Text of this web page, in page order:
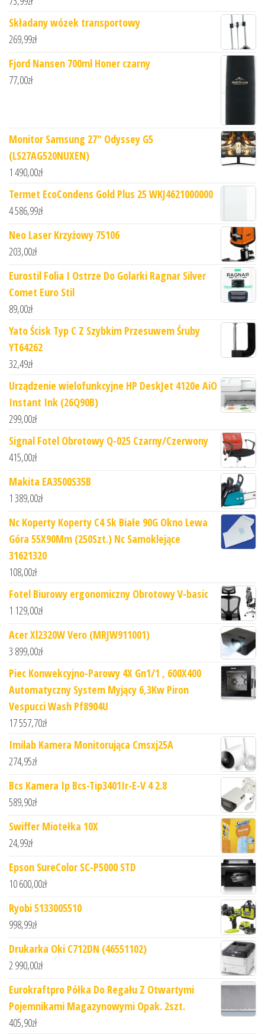
Składany wózek transportowy
269,99zł
Fjord Nansen 700ml Honer czarny
77,00zł
Monitor Samsung 27" Odyssey G5
(LS27AG520NUXEN)
1 490,00zł
Termet EcoCondens Gold Plus 25 WKJ4621000000
4 586,99zł
Neo Laser Krzyżowy 75106
203,00zł
Eurostil Folia I Ostrze Do Golarki Ragnar Silver
Comet Euro Stil
89,00zł
Yato Ścisk Typ C Z Szybkim Przesuwem Śruby
YT64262
32,49zł
Urządzenie wielofunkcyjne HP DeskJet 4120e AiO
Instant Ink (26Q90B)
299,00zł
Signal Fotel Obrotowy Q-025 Czarny/Czerwony
415,00zł
Makita EA3500S35B
1 389,00zł
Nc Koperty Koperty C4 Sk Białe 90G Okno Lewa
Góra 55X90Mm (250Szt.) Nc Samoklejące
31621320
108,00zł
Fotel Biurowy ergonomiczny Obrotowy V-basic
1 129,00zł
Acer Xl2320W Vero (MRJW911001)
3 899,00zł
Piec Konwekcyjno-Parowy 4X Gn1/1 , 600X400
Automatyczny System Myjący 6,3Kw Piron
Vespucci Wash Pf8904U
17 557,70zł
Imilab Kamera Monitorująca Cmsxj25A
274,95zł
Bcs Kamera Ip Bcs-Tip3401Ir-E-V 4 2.8
589,90zł
Swiffer Miotełka 10X
24,99zł
Epson SureColor SC-P5000 STD
10 600,00zł
Ryobi 5133005510
998,99zł
Drukarka Oki C712DN (46551102)
2 990,00zł
Eurokraftpro Półka Do Regału Z Otwartymi
Pojemnikami Magazynowymi Opak. 2szt.
405,90zł